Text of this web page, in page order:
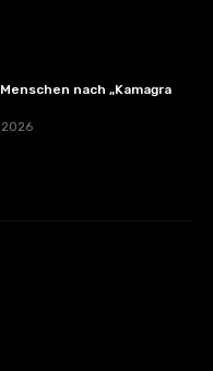
nach „Kamagra
2026